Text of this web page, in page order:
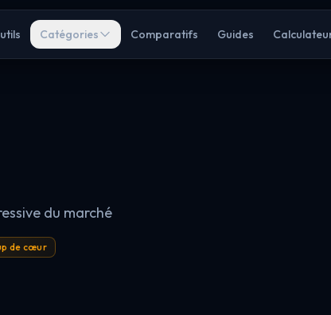
Catégories Comparatifs Guides
du marché
de cœur